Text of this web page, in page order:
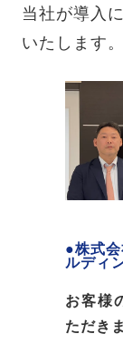
当社が導入
いたします。
●株式
ルディ
お客様
ただき